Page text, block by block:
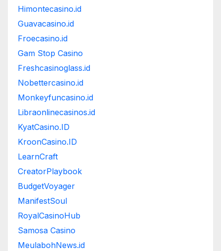
Himontecasino.id
Guavacasino.id
Froecasino.id
Gam Stop Casino
Freshcasinoglass.id
Nobettercasino.id
Monkeyfuncasino.id
Libraonlinecasinos.id
KyatCasino.ID
KroonCasino.ID
LearnCraft
CreatorPlaybook
BudgetVoyager
ManifestSoul
RoyalCasinoHub
Samosa Casino
MeulabohNews.id